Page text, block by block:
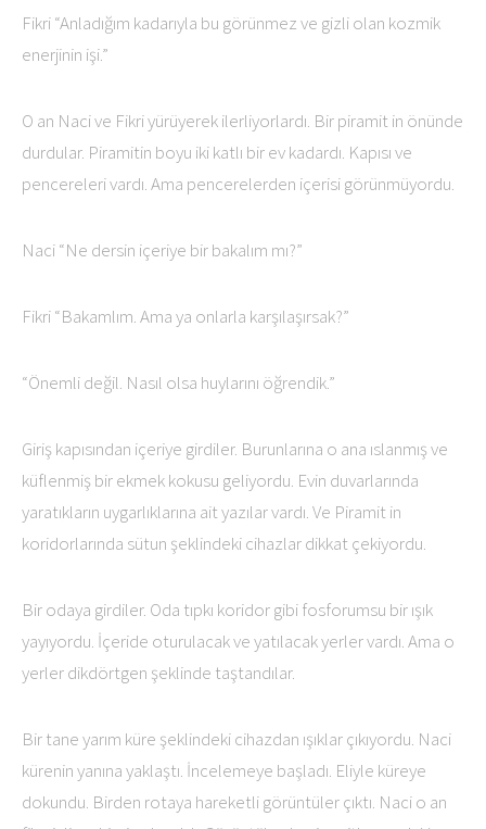
Fikri “Anladığım kadarıyla bu görünmez ve gizli olan kozmik
enerjinin işi.”
O an Naci ve Fikri yürüyerek ilerliyorlardı. Bir piramit in önünde
durdular. Piramitin boyu iki katlı bir ev kadardı. Kapısı ve
pencereleri vardı. Ama pencerelerden içerisi görünmüyordu.
Naci “Ne dersin içeriye bir bakalım mı?”
Fikri “Bakamlım. Ama ya onlarla karşılaşırsak?”
“Önemli değil. Nasıl olsa huylarını öğrendik.”
Giriş kapısından içeriye girdiler. Burunlarına o ana ıslanmış ve
küflenmiş bir ekmek kokusu geliyordu. Evin duvarlarında
yaratıkların uygarlıklarına ait yazılar vardı. Ve Piramit in
koridorlarında sütun şeklindeki cihazlar dikkat çekiyordu.
Bir odaya girdiler. Oda tıpkı koridor gibi fosforumsu bir ışık
yayıyordu. İçeride oturulacak ve yatılacak yerler vardı. Ama o
yerler dikdörtgen şeklinde taştandılar.
Bir tane yarım küre şeklindeki cihazdan ışıklar çıkıyordu. Naci
kürenin yanına yaklaştı. İncelemeye başladı. Eliyle küreye
dokundu. Birden rotaya hareketli görüntüler çıktı. Naci o an